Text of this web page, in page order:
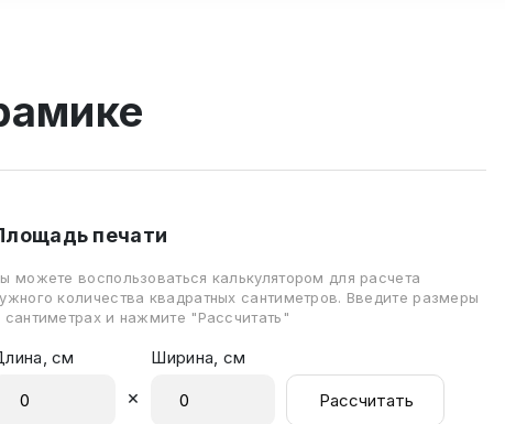
печати
можете воспользоваться калькулятором для расчета
количества квадратных сантиметров. Введите размеры
сантиметрах и нажмите "Рассчитать"
см
×
Ширина, см
Рассчитать